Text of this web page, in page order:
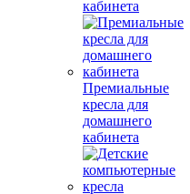
кабинета
Премиальные
кресла для
домашнего
кабинета